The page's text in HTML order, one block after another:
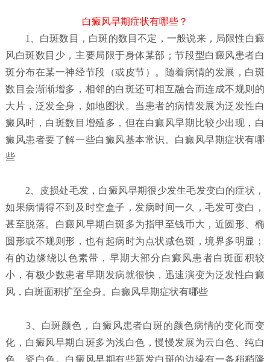
白癜风早期症状有哪些？
1、白斑数目，白斑的数目不定，一般说来，局限性白癜
风白斑数目少，主要局限于身体某部；节段型白癜风患者白
斑分布在某一神经节段（或皮节）。随着病情的发展，白斑
数目会渐渐增多，相邻的白斑还可相互融合而连成不规则的
大片，泛发全身，如地图状。当患者的病情发展为泛发性白
癜风时，白斑数目增殖多，但在白癜风早期比较少出现，白
癜风患者要了解一些白癜风基本常识。白癜风早期症状有哪
些
2、皮损处毛发，白癜风早期很少发生毛发变白的症状，
如果病情得不到及时空盒子，发病时间一久，毛发可变白，
甚至脱落。白癜风早期白斑多为指甲至钱币大，近圆形、椭
圆形或不规则形，也有起病时为点状减色斑，境界多明显；
有的边缘绕以色素带，早期大部分白癜风患者白斑面积较
小，有极少数患者早期发病就很快，迅速演变为泛发性白癜
风，白斑面积扩至全身。白癜风早期症状有哪些
3、白斑颜色，白癜风患者白斑的颜色病情的变化而变
化，白癜风早期白斑多为浅白色，慢慢发展为云白色、纯白
色、瓷白色。白癜风早期有些新发白斑的边缘有一条稍稍隆